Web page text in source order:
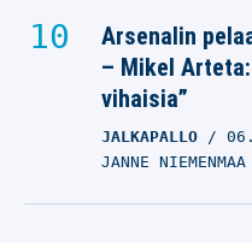
Arsenalin
– Mikel
vihaisia”
JALKAPALLO
JANNE NIEMENMAA